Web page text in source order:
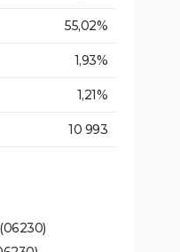
55,02%
1,93%
1,21%
10 993